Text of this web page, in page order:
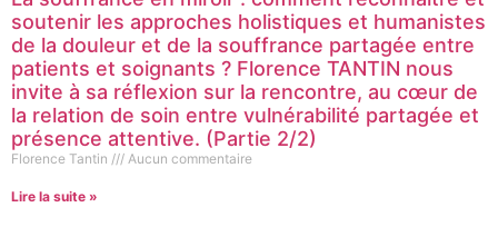
soutenir les approches holistiques et humanistes
de la douleur et de la souffrance partagée entre
patients et soignants ? Florence TANTIN nous
invite à sa réflexion sur la rencontre, au cœur de
la relation de soin entre vulnérabilité partagée et
présence attentive. (Partie 2/2)
Florence Tantin Aucun commentaire
Lire la suite »